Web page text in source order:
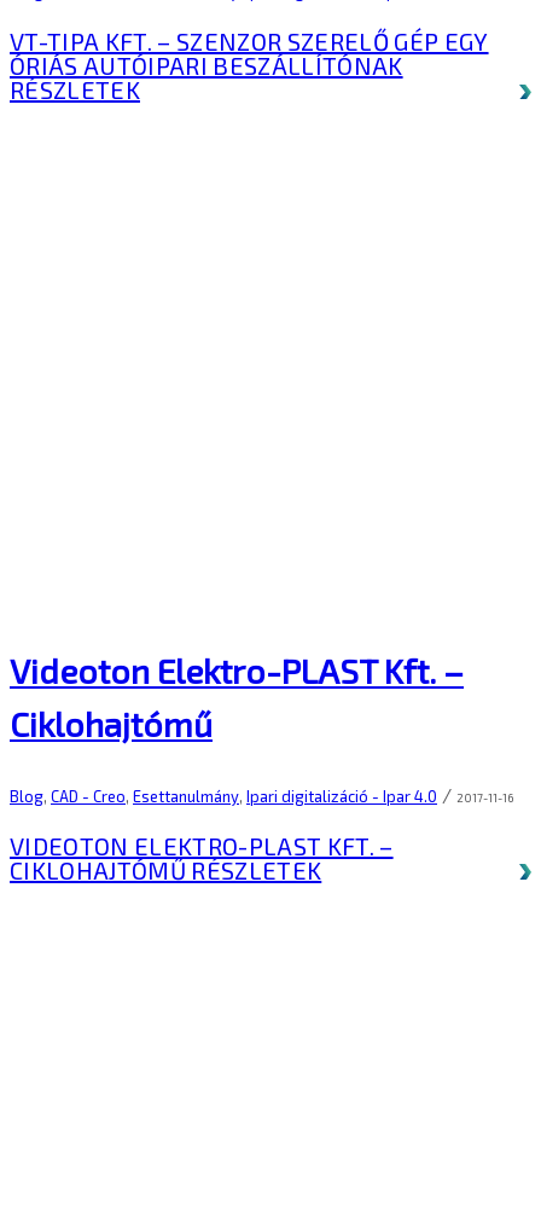
VT-TIPA KFT. – SZENZOR SZERELŐ GÉP EGY
ÓRIÁS AUTÓIPARI BESZÁLLÍTÓNAK
RÉSZLETEK
Videoton Elektro-PLAST Kft. –
Ciklohajtómű
Blog, CAD - Creo, Esettanulmány, Ipari digitalizáció - Ipar 4.0 / 2017-11-16
VIDEOTON ELEKTRO-PLAST KFT. –
CIKLOHAJTÓMŰ RÉSZLETEK